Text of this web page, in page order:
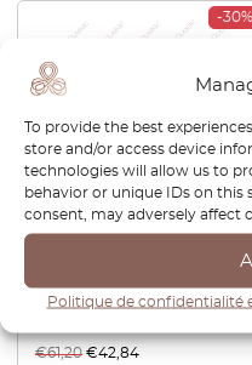
To provide the best
store and/or access device
technologies will allow us to
behavior or unique IDs on
consent, may adversely affect
Politique de confidentialité
-30%
W203 W209 Pièce de
A6112030308
€61,20 €42,84